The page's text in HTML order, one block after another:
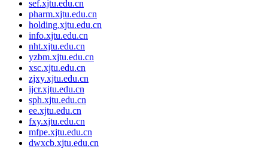
sef.xjtu.edu.cn
pharm.xjtu.edu.cn
holding.xjtu.edu.cn
info.xjtu.edu.cn
nht.xjtu.edu.cn
yzbm.xjtu.edu.cn
xsc.xjtu.edu.cn
zjxy.xjtu.edu.cn
ijcr.xjtu.edu.cn
sph.xjtu.edu.cn
ee.xjtu.edu.cn
fxy.xjtu.edu.cn
mfpe.xjtu.edu.cn
dwxcb.xjtu.edu.cn